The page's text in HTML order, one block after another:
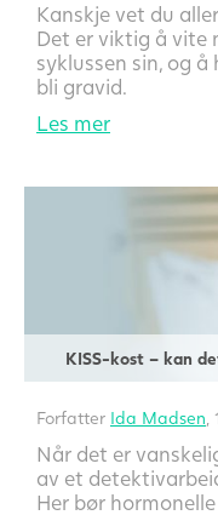
Kanskje vet du
Det er viktig å vite
syklussen sin, og
bli gravid.
Les mer
KISS-kost – kan
Forfatter Ida Madsen
Når det er
av et
Her bør